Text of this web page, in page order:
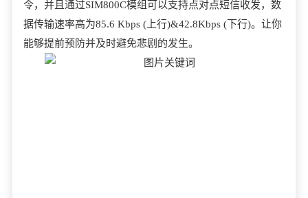
令，并且通过SIM800C模组可以支持点对点短信收发，数
据传输速率高为85.6 Kbps (上行)&42.8Kbps (下行)。让你
能够提前预防并及时避免悲剧的发生。